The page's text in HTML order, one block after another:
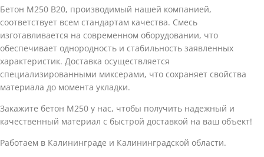
Бетон М250 В20, производимый нашей компанией,
соответствует всем стандартам качества. Смесь
изготавливается на современном оборудовании, что
обеспечивает однородность и стабильность заявленных
характеристик. Доставка осуществляется
специализированными миксерами, что сохраняет свойства
материала до момента укладки.
Закажите бетон М250 у нас, чтобы получить надежный и
качественный материал с быстрой доставкой на ваш объект!
Работаем в Калининграде и Калининградской области.